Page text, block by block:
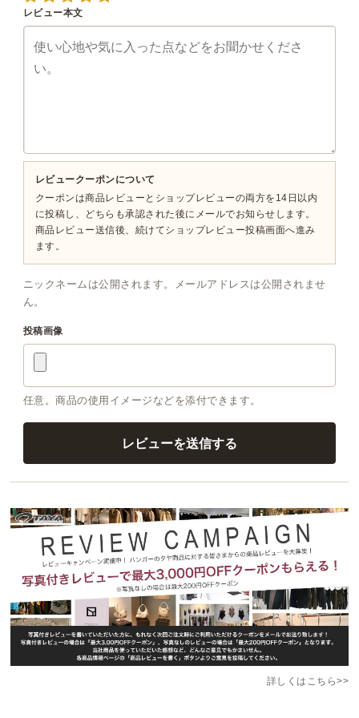
レビュー本文
レビュークーポンについて
クーポンは商品レビューとショップレビューの両方を14日以内
に投稿し、どちらも承認された後にメールでお知らせします。
商品レビュー送信後、続けてショップレビュー投稿画面へ進み
ます。
ニックネームは公開されます。メールアドレスは公開されませ
ん。
投稿画像
任意。商品の使用イメージなどを添付できます。
詳しくはこちら>>